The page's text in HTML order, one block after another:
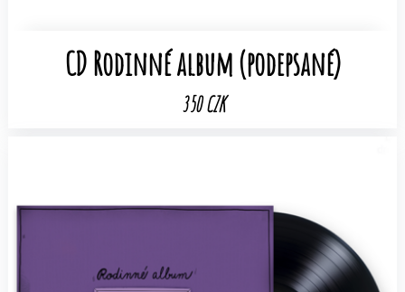
CD Rodinné album (podepsané)
350 CZK